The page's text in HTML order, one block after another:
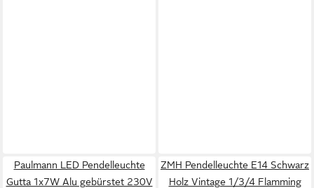
Paulmann LED Pendelleuchte
Gutta 1x7W Alu gebürstet 230V
ZMH Pendelleuchte E14 Schwarz
Holz Vintage 1/3/4 Flamming